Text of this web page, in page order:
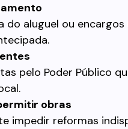
do aluguel ou
pelo Poder Público
obras
impedir reformas